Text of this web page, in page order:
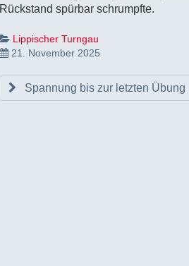
Rückstand spürbar schrumpfte.
Lippischer Turngau
21. November 2025
Spannung bis zur letzten Übung